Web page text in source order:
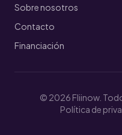
Sobre nosotros
Contacto
Financiación
© 2026 Fliinow.
Política de